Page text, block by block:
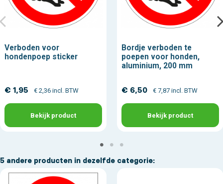
Verboden voor
hondenpoep sticker
€ 1,95 € 2,36 incl. BTW
Bekijk product
Bordje verboden te
poepen voor honden,
aluminium, 200 mm
€ 6,50 € 7,87 incl. BTW
Bekijk product
5 andere producten in dezelfde categorie: